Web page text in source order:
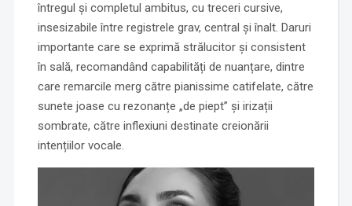
întregul și completul ambitus, cu treceri cursive,
insesizabile între registrele grav, central și înalt. Daruri
importante care se exprimă strălucitor și consistent
în sală, recomandând capabilități de nuanțare, dintre
care remarcile merg către pianissime catifelate, către
sunete joase cu rezonanțe „de piept” și irizații
sombrate, către inflexiuni destinate creionării
intențiilor vocale.